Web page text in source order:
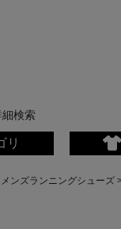
検索
リ
メンズランニングシューズ